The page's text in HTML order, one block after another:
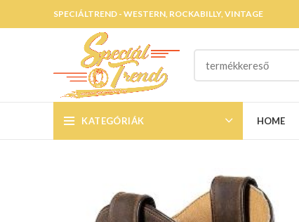
SPECIÁLTREND - WESTERN, ROCKABILLY, VINTAGE
KATEGÓRIÁK HOME